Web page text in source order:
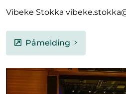
Vibeke Stokka
Påmelding